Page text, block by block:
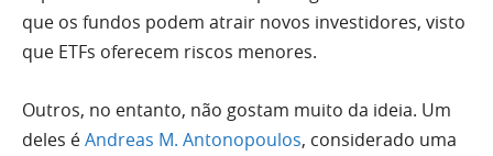
que os fundos podem atrair novos investidores, visto
que ETFs oferecem riscos menores.
Outros, no entanto, não gostam muito da ideia. Um
deles éAndreas M. Antonopoulos, considerado uma